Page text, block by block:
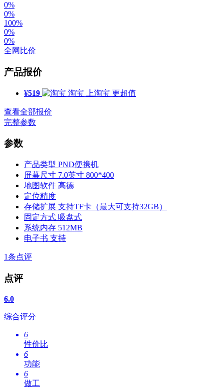
0%
0%
100%
0%
0%
全网比价
产品报价
¥519 淘宝 上淘宝 更超值
查看全部报价
完整参数
参数
产品类型 PND便携机
屏幕尺寸 7.0英寸 800*400
地图软件 高德
定位精度
存储扩展 支持TF卡（最大可支持32GB）
固定方式 吸盘式
系统内存 512MB
电子书 支持
1条点评
点评
6.0
综合评分
6
性价比
6
功能
6
做工